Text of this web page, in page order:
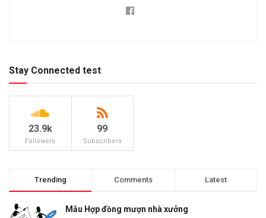
Stay Connected test
23.9k
Followers
99
Subscribers
Trending Comments Latest
Mẫu Hợp đồng mượn nhà xưởng